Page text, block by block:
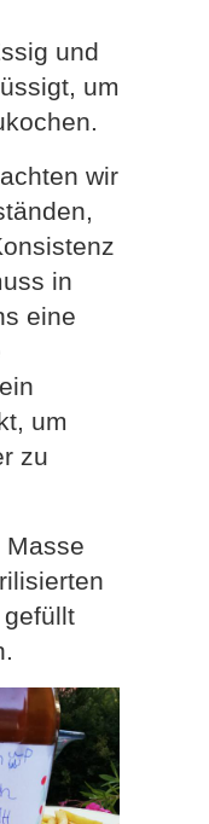
und
um
wir
in
eine
um
zu
Masse